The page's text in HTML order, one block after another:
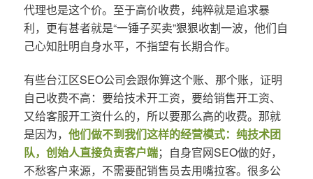
代理也是这个价。至于高价收费，纯粹就是追求暴
利，更有甚者就是“一锤子买卖”狠狠收割一波，他们自
己心知肚明自身水平，不指望有长期合作。
有些台江区SEO公司会跟你算这个账、那个账，证明
自己收费不高：要给技术开工资，要给销售开工资、
又给客服开工资什么的，所以要那么高的收费。那就
是因为， 他们做不到我们这样的经营模式：纯技术团
队，创始人直接负责客户端；自身官网SEO做的好，
不愁客户来源，不需要配销售员去用嘴拉客。很多公